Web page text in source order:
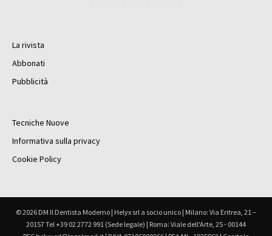
La rivista
Abbonati
Pubblicità
Tecniche Nuove
Informativa sulla privacy
Cookie Policy
© 2026 DM Il Dentista Moderno | Helyx srl a socio unico | Milano: Via Eritrea, 21 –
20157 Tel +39 02 2772 991 (Sede legale) | Roma: Viale dell'Arte, 25 - 00144